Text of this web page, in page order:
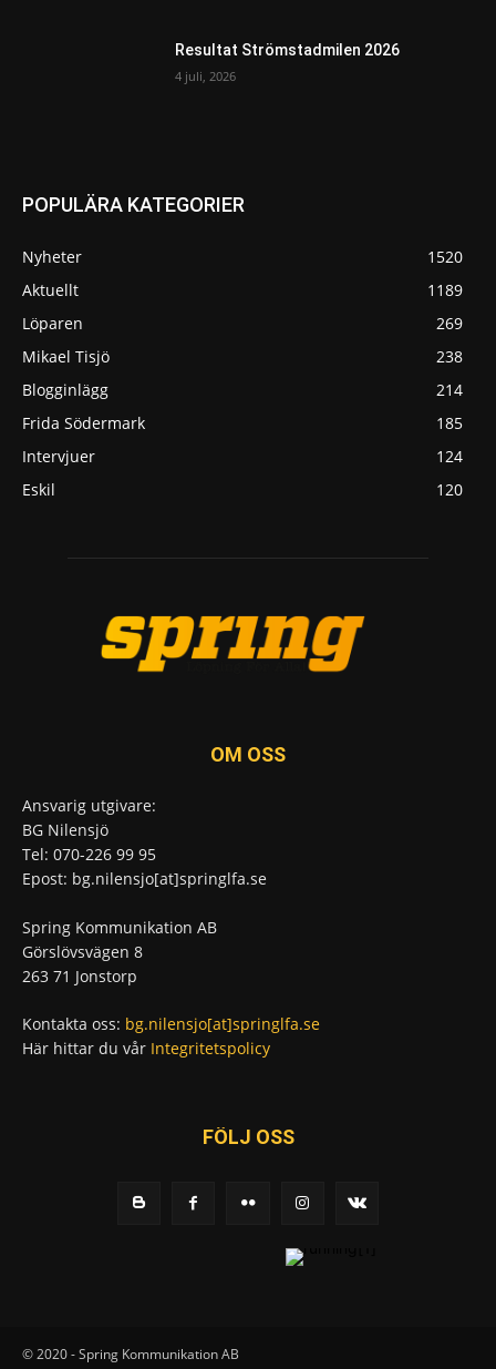
Resultat Strömstadmilen 2026
4 juli, 2026
POPULÄRA KATEGORIER
Nyheter
1520
Aktuellt
1189
Löparen
269
Mikael Tisjö
238
Blogginlägg
214
Frida Södermark
185
Intervjuer
124
Eskil
120
OM OSS
Ansvarig utgivare:
BG Nilensjö
Tel: 070-226 99 95
Epost: bg.nilensjo[at]springlfa.se
Spring Kommunikation AB
Görslövsvägen 8
263 71 Jonstorp
Kontakta oss: bg.nilensjo[at]springlfa.se
Här hittar du vår Integritetspolicy
FÖLJ OSS
© 2020 - Spring Kommunikation AB